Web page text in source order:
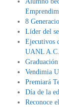
8
Líder del
Ejecutivos
UANL A.C.
Vendimia
Premiará
Día de la
Reconoce